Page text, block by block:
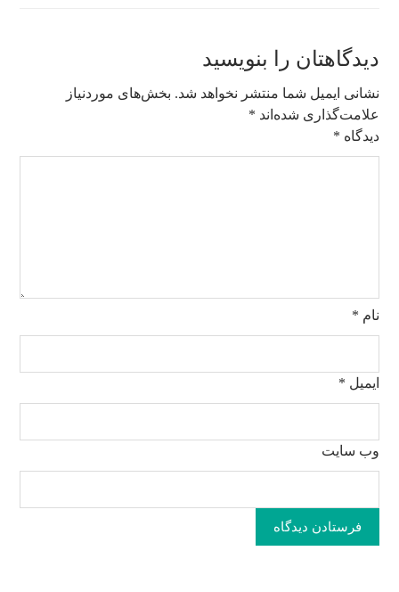
دیدگاهتان را بنویسید
نشانی ایمیل شما منتشر نخواهد شد. بخش‌های موردنیاز
علامت‌گذاری شده‌اند *
دیدگاه *
نام *
ایمیل *
وب‌ سایت
فرستادن دیدگاه